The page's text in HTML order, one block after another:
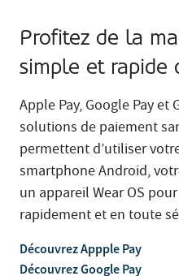
Profitez de la
simple et rapide
Apple Pay, Google Pay et
solutions de paiement
permettent d’utiliser
smartphone Android,
un appareil Wear OS
rapidement et en toute
Découvrez Appple Pay
Découvrez Google Pay